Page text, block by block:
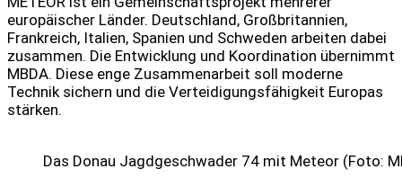
europäischer Länder. Deutschland, Großbritannien,
Frankreich, Italien, Spanien und Schweden arbeiten dabei
zusammen. Die Entwicklung und Koordination übernimmt
MBDA. Diese enge Zusammenarbeit soll moderne
Technik sichern und die Verteidigungsfähigkeit Europas
stärken.
Das Donau Jagdgeschwader 74 mit Meteor (Foto: